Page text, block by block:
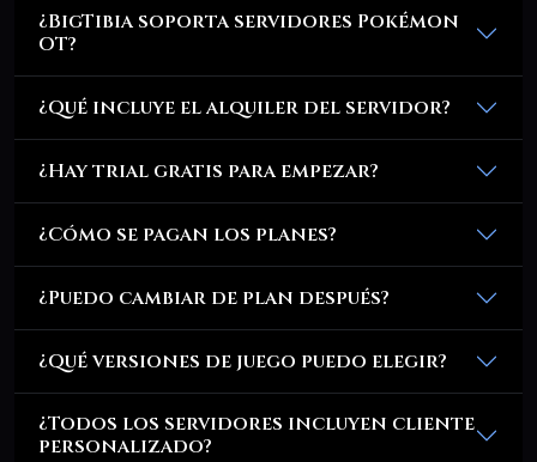
¿BigTibia soporta servidores Pokémon
OT?
¿Qué incluye el alquiler del servidor?
¿Hay trial gratis para empezar?
¿Cómo se pagan los planes?
¿Puedo cambiar de plan después?
¿Qué versiones de juego puedo elegir?
¿Todos los servidores incluyen cliente
personalizado?